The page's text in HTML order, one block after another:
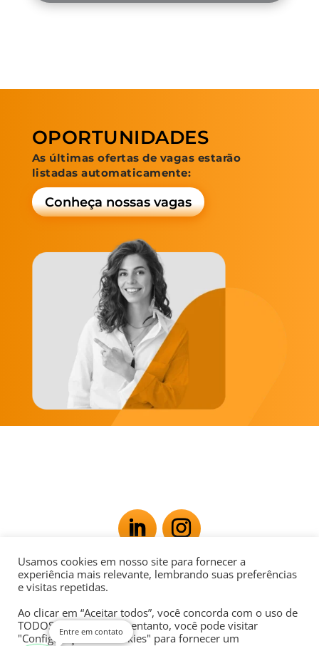
OPORTUNIDADES
As últimas ofertas de vagas estarão
listadas automaticamente:
Conheça nossas vagas
Av. Rio Branco, 181 - Centro, Rio de Janeiro - RJ,
POLÍTICA DE PRIVACIDADE
Usamos cookies em nosso site para fornecer a
experiência mais relevante, lembrando suas preferências
e visitas repetidas.
Ao clicar em “Aceitar todos”, você concorda com o uso de
TODOS os cookies. No entanto, você pode visitar
"Configurações de cookies" para fornecer um
Entre em contato